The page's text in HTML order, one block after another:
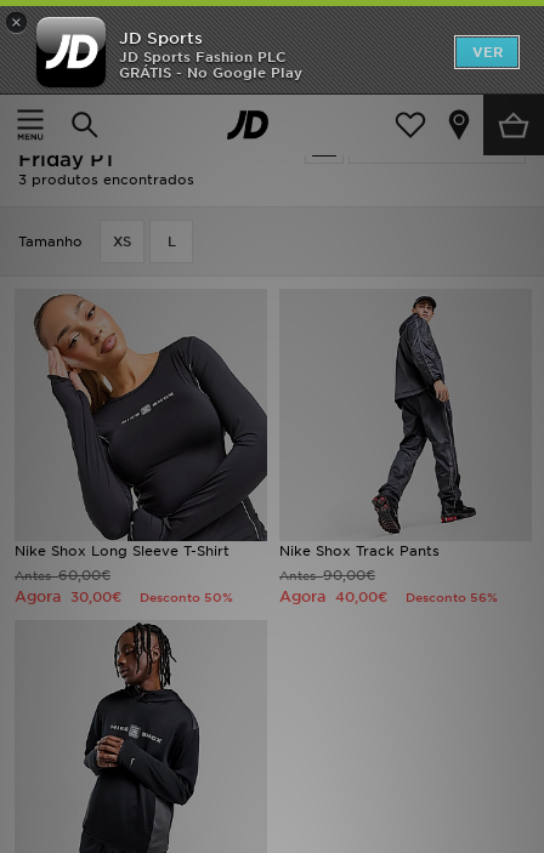
×
JD Sports
JD Sports Fashion PLC
GRÁTIS - No Google Play
VER
Página principal
Oferta | Nike Shox - Black Friday PT
Actualizar a pesquisa
Oferta | Nike Shox - Black
Friday PT
3 produtos encontrados
Tamanho XS L
Nike Shox Long Sleeve T-Shirt
Antes60,00€
Agora 30,00€ Desconto 50%
Nike Shox Track Pants
Antes90,00€
Agora 40,00€ Desconto 56%
INÍCIO
Promoções
NOVIDADES
CRIANÇA
ESTILO
DESPORTO
FUTEBOL JD
VER MARCAS
LOCALIZADOR DE LOJAS
MENSAGENS
SUBSCREVE